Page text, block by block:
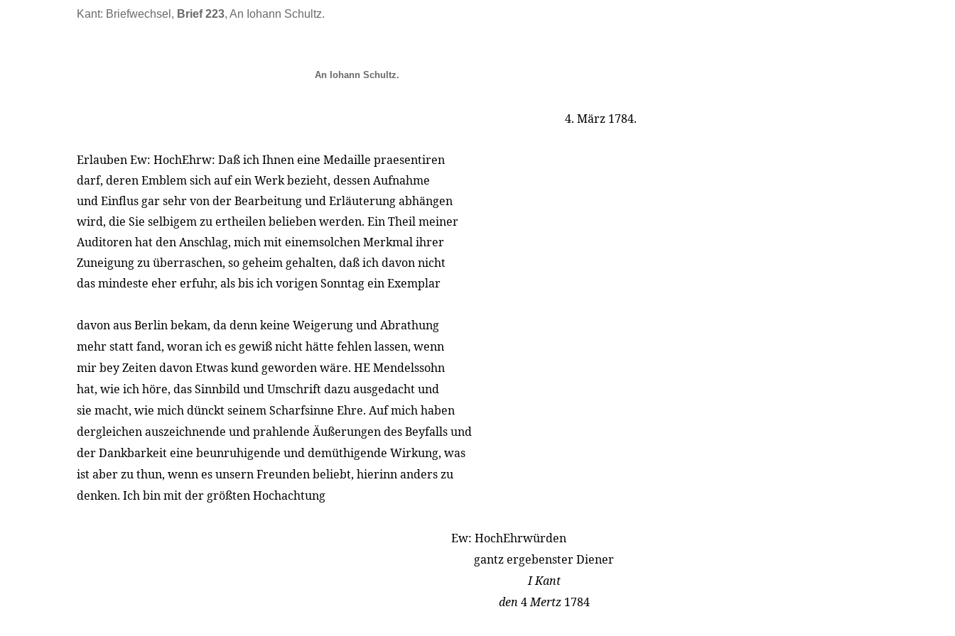
Kant: Briefwechsel, Brief 223, An Iohann Schultz.
An Iohann Schultz.
4. März 1784.
Erlauben Ew: HochEhrw: Daß ich Ihnen eine Medaille praesentiren
darf, deren Emblem sich auf ein Werk bezieht, dessen Aufnahme
und Einflus gar sehr von der Bearbeitung und Erläuterung abhängen
wird, die Sie selbigem zu ertheilen belieben werden. Ein Theil meiner
Auditoren hat den Anschlag, mich mit einemsolchen Merkmal ihrer
Zuneigung zu überraschen, so geheim gehalten, daß ich davon nicht
das mindeste eher erfuhr, als bis ich vorigen Sonntag ein Exemplar
davon aus Berlin bekam, da denn keine Weigerung und Abrathung
mehr statt fand, woran ich es gewiß nicht hätte fehlen lassen, wenn
mir bey Zeiten davon Etwas kund geworden wäre. HE Mendelssohn
hat, wie ich höre, das Sinnbild und Umschrift dazu ausgedacht und
sie macht, wie mich dünckt seinem Scharfsinne Ehre. Auf mich haben
dergleichen auszeichnende und prahlende Äußerungen des Beyfalls und
der Dankbarkeit eine beunruhigende und demüthigende Wirkung, was
ist aber zu thun, wenn es unsern Freunden beliebt, hierinn anders zu
denken. Ich bin mit der größten Hochachtung
Ew: HochEhrwürden
gantz ergebenster Diener
I Kant
den 4Mertz1784